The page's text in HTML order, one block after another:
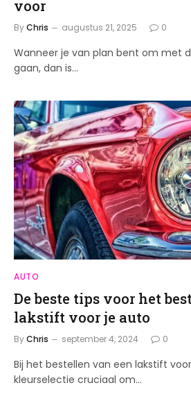
voor
ByChris augustus 21, 2025 0
Wanneer je van plan bent om met
gaan, dan is…
AUTO
De beste tips voor het
lakstift voor je auto
ByChris september 4, 2024 0
Bij het bestellen van een lakstift
kleurselectie cruciaal om…